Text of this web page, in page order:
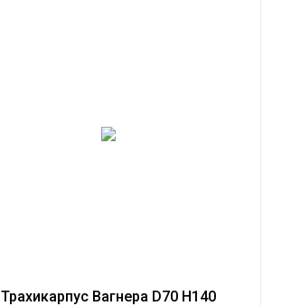
Трахикарпус Вагнера D70 H140